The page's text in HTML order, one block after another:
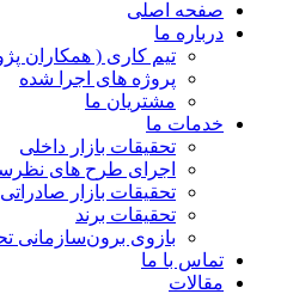
صفحه اصلی
درباره ما
تیم کاری ( همکاران
پروژه های اجرا شده
مشتریان ما
خدمات ما
تحقیقات بازار داخلی
اجرای طرح های
تحقیقات بازار صادراتی
تحقیقات برند
بازوی برون‌سازمانی
تماس با ما
مقالات